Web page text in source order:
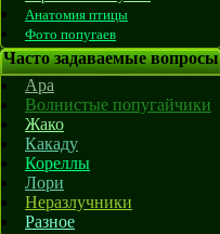
Анатомия птицы
Фото попугаев
Часто задаваемые вопросы
Ара
Волнистые попугайчики
Жако
Какаду
Кореллы
Лори
Неразлучники
Разное